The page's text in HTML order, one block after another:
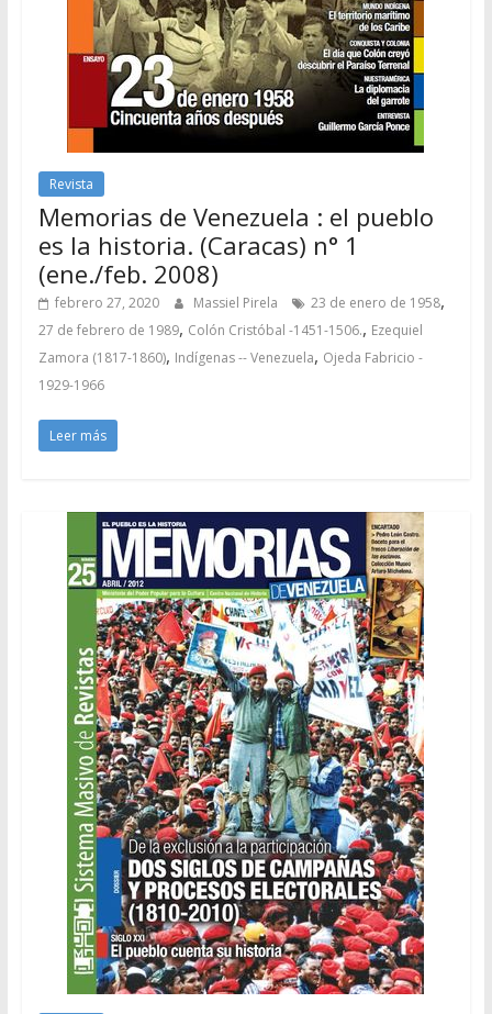
Revista
Memorias de Venezuela : el pueblo
es la historia. (Caracas) n° 1
(ene./feb. 2008)
febrero 27, 2020 Massiel Pirela 23 de enero de 1958,
27 de febrero de 1989, Colón Cristóbal -1451-1506., Ezequiel
Zamora (1817-1860), Indígenas -- Venezuela, Ojeda Fabricio -
1929-1966
Leer más